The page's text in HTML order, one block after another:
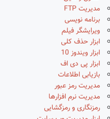
مدیریت FTP
برنامه نویسی
ویرایشگر فیلم
ابزار حذف کلی
ابزار ویندوز 10
ابزار پی دی اف
بازیابی اطلاعات
مدیریت رمز عبور
مدیریت نرم افزارها
رمزنگاری و رمزگشایی